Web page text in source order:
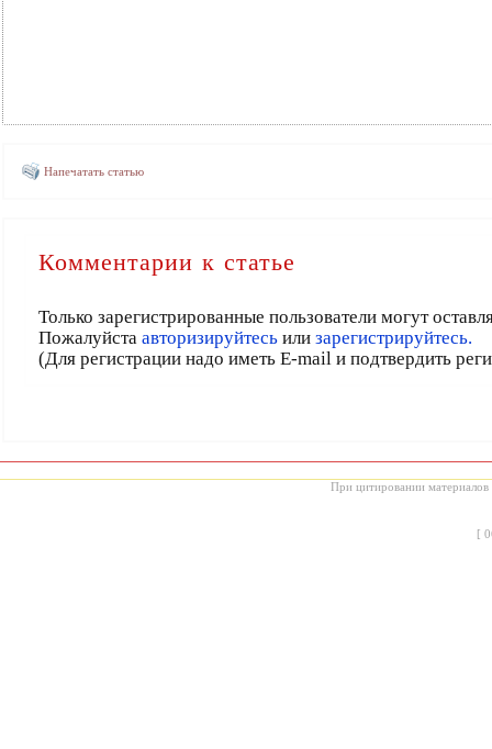
Напечатать статью
Комментарии к статье
Только зарегистрированные пользователи могут
Пожалуйста авторизируйтесьили зарегистрируйтесь.
(Для регистрации надо иметь E-mail и подтвердить
При цитировании материалов
[